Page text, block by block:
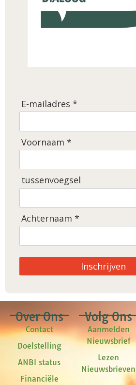
E-mailadres *
Voornaam *
tussenvoegsel
Achternaam *
Inschrijven
Over Ons
Contact
Doelstelling
ANBI status
Financiële
Volg Ons
Aanmelden
Nieuwsbrief
Lezen
Nieuwsbrieven